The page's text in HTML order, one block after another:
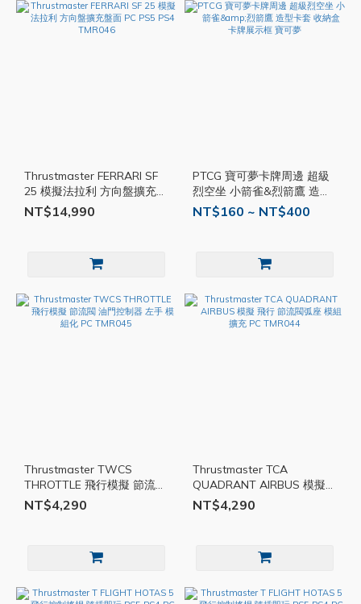
Thrustmaster FERRARI SF
25 模擬法拉利 方向盤擴充盤
面 PC PS5 PS4 TMR046
NT$14,990
PTCG 寶可夢卡牌周邊 超級
烈空坐 小箭雀&烈箭鷹 造型
卡套 收納盒 卡牌展示框 寶
NT$160 ~ NT$400
Thrustmaster TWCS
THROTTLE 飛行模擬 節流閥
油門控制器 左手 模組化 PC
TMR045
NT$4,290
Thrustmaster TCA
QUADRANT AIRBUS 模擬
飛行 節流閥弧座 模組 擴充
PC TMR044
NT$4,290